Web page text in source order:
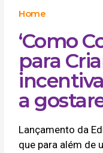
Home
‘Como
para
a
Lançamento da
que para além de